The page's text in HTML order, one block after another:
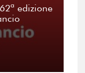
edizione